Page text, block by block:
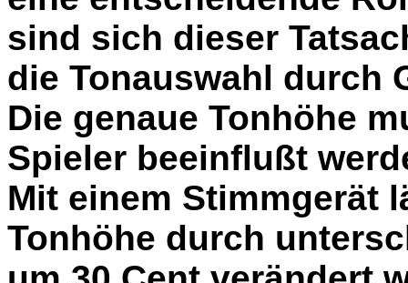
sind sich dieser
die Tonauswahl durch
Die genaue Tonhöhe
Spieler beeinflußt
Mit einem Stimmgerät
Tonhöhe durch